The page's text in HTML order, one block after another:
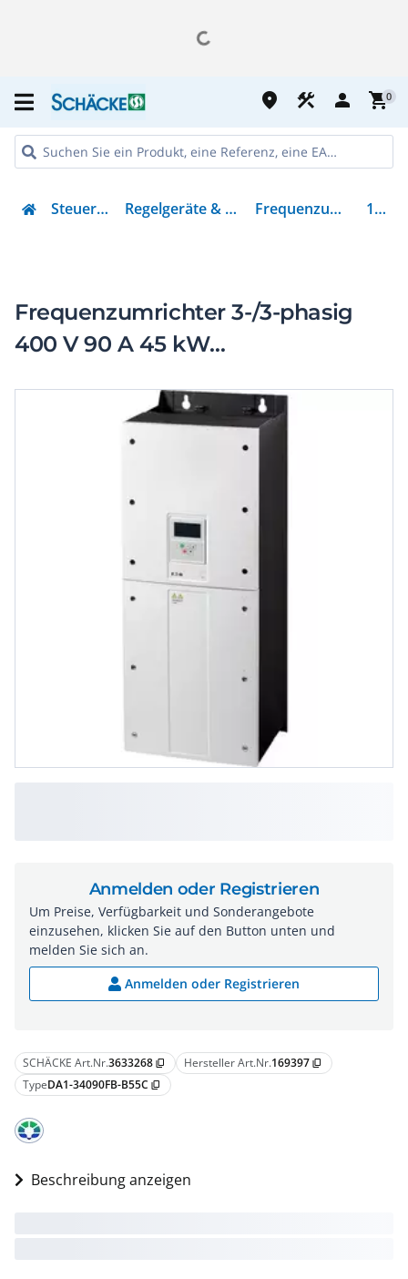
place construction person shopping_cart0
Steuern & Regeln Regelgeräte & Stromversorgung Frequenzumrichter =< 1 kV 169397
Frequenzumrichter 3-/3-phasig
400 V 90 A 45 kW
SCHÄCKE Art.Nr.3633268 content_copy Hersteller Art.Nr.169397 content_copy
TypeDA1-34090FB-B55C content_copy
Beschreibung anzeigen
Anmelden oder Registrieren
Um Preise, Verfügbarkeit und Sonderangebote
einzusehen, klicken Sie auf den Button unten und
melden Sie sich an.
Anmelden oder Registrieren